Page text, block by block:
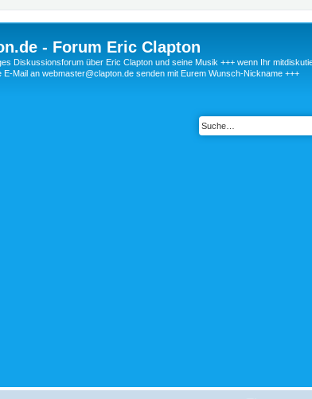
- Forum Eric Clapton
Diskussionsforum über Eric Clapton und seine Musik +++ wenn Ihr
E-Mail an webmaster@clapton.de senden mit Eurem Wunsch-Nickname +++